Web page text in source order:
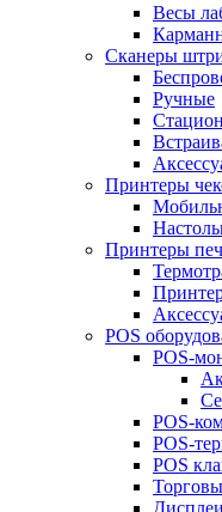
Весы
Сканеры
Ручные
Принтеры
Принтеры
POS
POS-
POS-
POS-
POS